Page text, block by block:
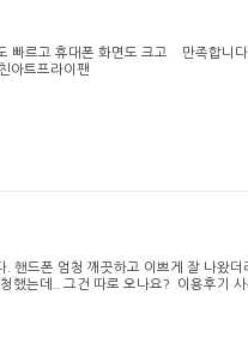
빠르고 휴대폰 화면도 크고 만족합니
아트프라이팬
핸드폰 엄청 깨끗하고 이쁘게 잘 나왔
했는데.. 그건 따로 오나요? 이용후기